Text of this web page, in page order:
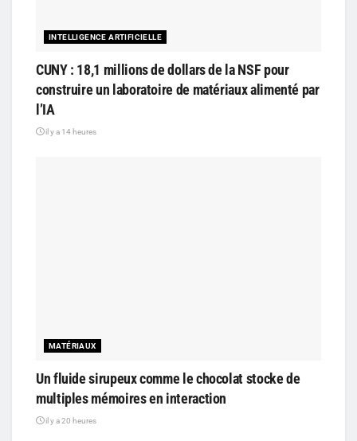
INTELLIGENCE ARTIFICIELLE
CUNY : 18,1 millions de dollars de la NSF pour
construire un laboratoire de matériaux alimenté par
l’IA
il y a 14 heures
MATÉRIAUX
Un fluide sirupeux comme le chocolat stocke de
multiples mémoires en interaction
il y a 20 heures